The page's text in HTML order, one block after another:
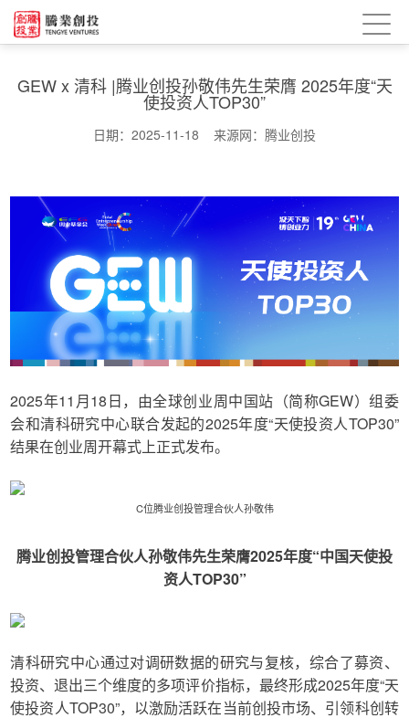
GEW x 清科 |腾业创投孙敬伟先生荣膺 2025年度“天
使投资人TOP30”
日期：2025-11-18 来源网：腾业创投
2025年11月18日，由全球创业周中国站（简称GEW）组委
会和清科研究中心联合发起的2025年度“天使投资人TOP30”
结果在创业周开幕式上正式发布。
C位腾业创投管理合伙人孙敬伟
腾业创投管理合伙人孙敬伟先生荣膺2025年度“中国天使投
资人TOP30”
清科研究中心通过对调研数据的研究与复核，综合了募资、
投资、退出三个维度的多项评价指标，最终形成2025年度“天
使投资人TOP30”，以激励活跃在当前创投市场、引领科创转